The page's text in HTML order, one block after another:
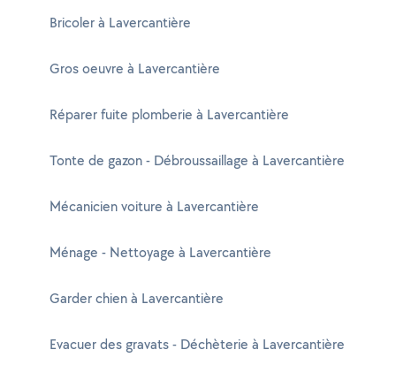
Bricoler à Lavercantière
Gros oeuvre à Lavercantière
Réparer fuite plomberie à Lavercantière
Tonte de gazon - Débroussaillage à Lavercantière
Mécanicien voiture à Lavercantière
Ménage - Nettoyage à Lavercantière
Garder chien à Lavercantière
Evacuer des gravats - Déchèterie à Lavercantière